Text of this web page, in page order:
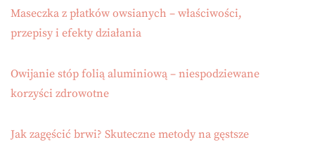
Maseczka z płatków owsianych – właściwości,
przepisy i efekty działania
Owijanie stóp folią aluminiową – niespodziewane
korzyści zdrowotne
Jak zagęścić brwi? Skuteczne metody na gęstsze